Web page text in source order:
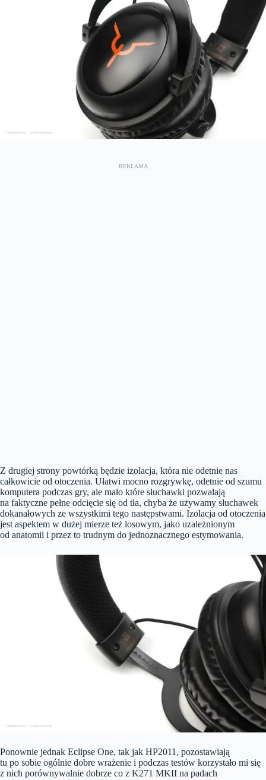
Z drugiej strony powtórką będzie izolacja, która nie odetnie nas
całkowicie od otoczenia. Ułatwi mocno rozgrywkę, odetnie od szumu
komputera podczas gry, ale mało które słuchawki pozwalają
na faktyczne pełne odcięcie się od tła, chyba że używamy słuchawek
dokanałowych ze wszystkimi tego następstwami. Izolacja od otoczenia
jest aspektem w dużej mierze też losowym, jako uzależnionym
od anatomii i przez to trudnym do jednoznacznego estymowania.
Ponownie jednak Eclipse One, tak jak HP2011, pozostawiają
tu po sobie ogólnie dobre wrażenie i podczas testów korzystało mi się
z nich porównywalnie dobrze co z K271 MKII na padach